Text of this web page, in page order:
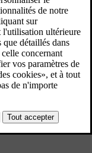
voiture